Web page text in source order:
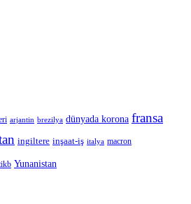
arjantin brezilya dünyada korona fransa
ingiltere inşaat-iş italya macron
Yunanistan